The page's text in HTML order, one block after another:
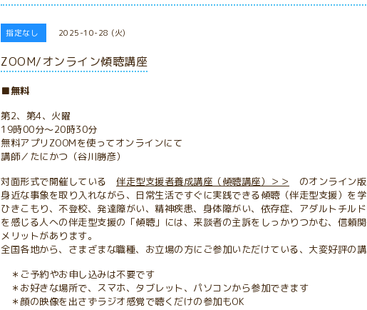
指定なし 2025-10-28 (火)
ZOOM/オンライン傾聴講座
■無料
第2、第4、火曜
19時00分～20時30分
無料アプリZOOMを使ってオンラインにて
講師／たにかつ（谷川勝彦）
対面形式で開催している 伴走型支援者養成講座（傾聴講座）＞＞
のオンライン版
身近な事象を取り入れながら、日常生活ですぐに実践できる傾聴（伴走型支援）を学
ひきこもり、不登校、発達障がい、精神疾患、身体障がい、依存症、アダルトチル
を感じる人への伴走型支援の「傾聴」には、来談者の主訴をしっかりつかむ、信頼
メリットがあります。
全国各地から、さまざまな職種、お立場の方にご参加いただけている、大変好評の講
＊ご予約やお申し込みは不要です
＊お好きな場所で、スマホ、タブレット、パソコンから参加できます
＊顔の映像を出さずラジオ感覚で聴くだけの参加もOK